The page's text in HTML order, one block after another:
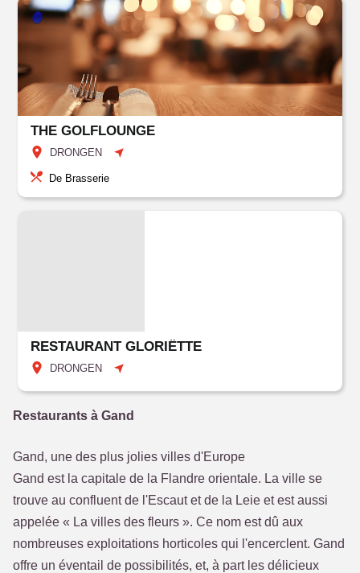
THE GOLFLOUNGE
DRONGEN
De Brasserie
RESTAURANT GLORIËTTE
DRONGEN
Restaurants à Gand
Gand, une des plus jolies villes d'Europe
Gand est la capitale de la Flandre orientale. La ville se
trouve au confluent de l'Escaut et de la Leie et est aussi
appelée « La villes des fleurs ». Ce nom est dû aux
nombreuses exploitations horticoles qui l'encerclent. Gand
offre un éventail de possibilités, et, à part les délicieux